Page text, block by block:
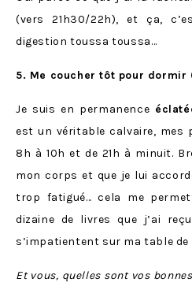
(vers 21h30/22h), et ça,
digestion toussa toussa…
5. Me coucher tôt pour
Je suis en permanence
est un véritable calvaire, mes
8h à 10h et de 21h à minuit.
mon corps et que je lui
trop fatigué… cela me
dizaine de livres que j’ai
s’impatientent sur ma table de
Et vous, quelles sont vos